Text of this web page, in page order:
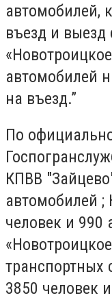
автомобилей,
въезд и выезд
автомобилей
на въезд.”
По
КПВВ
автомобилей
человек и 990
транспортных
3850 человек